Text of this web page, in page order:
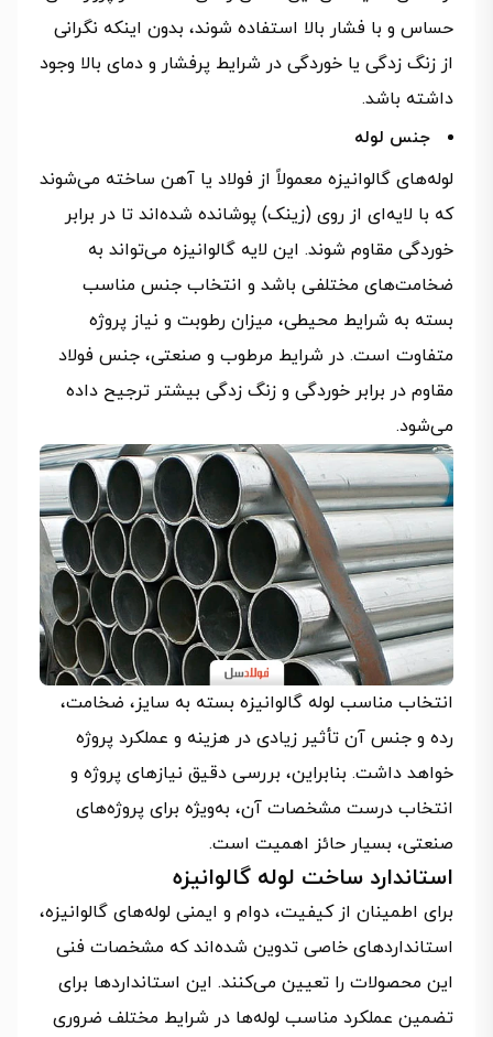
حساس و با فشار بالا استفاده شوند، بدون اینکه نگرانی
از زنگ زدگی یا خوردگی در شرایط پرفشار و دمای بالا وجود
داشته باشد.
جنس لوله
لوله‌های گالوانیزه معمولاً از فولاد یا آهن ساخته می‌شوند
که با لایه‌ای از روی (زینک) پوشانده شده‌اند تا در برابر
خوردگی مقاوم شوند. این لایه گالوانیزه می‌تواند به
ضخامت‌های مختلفی باشد و انتخاب جنس مناسب
بسته به شرایط محیطی، میزان رطوبت و نیاز پروژه
متفاوت است. در شرایط مرطوب و صنعتی، جنس فولاد
مقاوم در برابر خوردگی و زنگ زدگی بیشتر ترجیح داده
می‌شود.
انتخاب مناسب لوله گالوانیزه بسته به سایز، ضخامت،
رده و جنس آن تأثیر زیادی در هزینه و عملکرد پروژه
خواهد داشت. بنابراین، بررسی دقیق نیازهای پروژه و
انتخاب درست مشخصات آن، به‌ویژه برای پروژه‌های
صنعتی، بسیار حائز اهمیت است.
استاندارد ساخت لوله گالوانیزه
برای اطمینان از کیفیت، دوام و ایمنی لوله‌های گالوانیزه،
استانداردهای خاصی تدوین شده‌اند که مشخصات فنی
این محصولات را تعیین می‌کنند. این استانداردها برای
تضمین عملکرد مناسب لوله‌ها در شرایط مختلف ضروری